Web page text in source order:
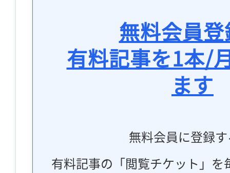
無料会員
有料記事を1本/
ます
無料会員に登録
有料記事の「閲覧チケット」